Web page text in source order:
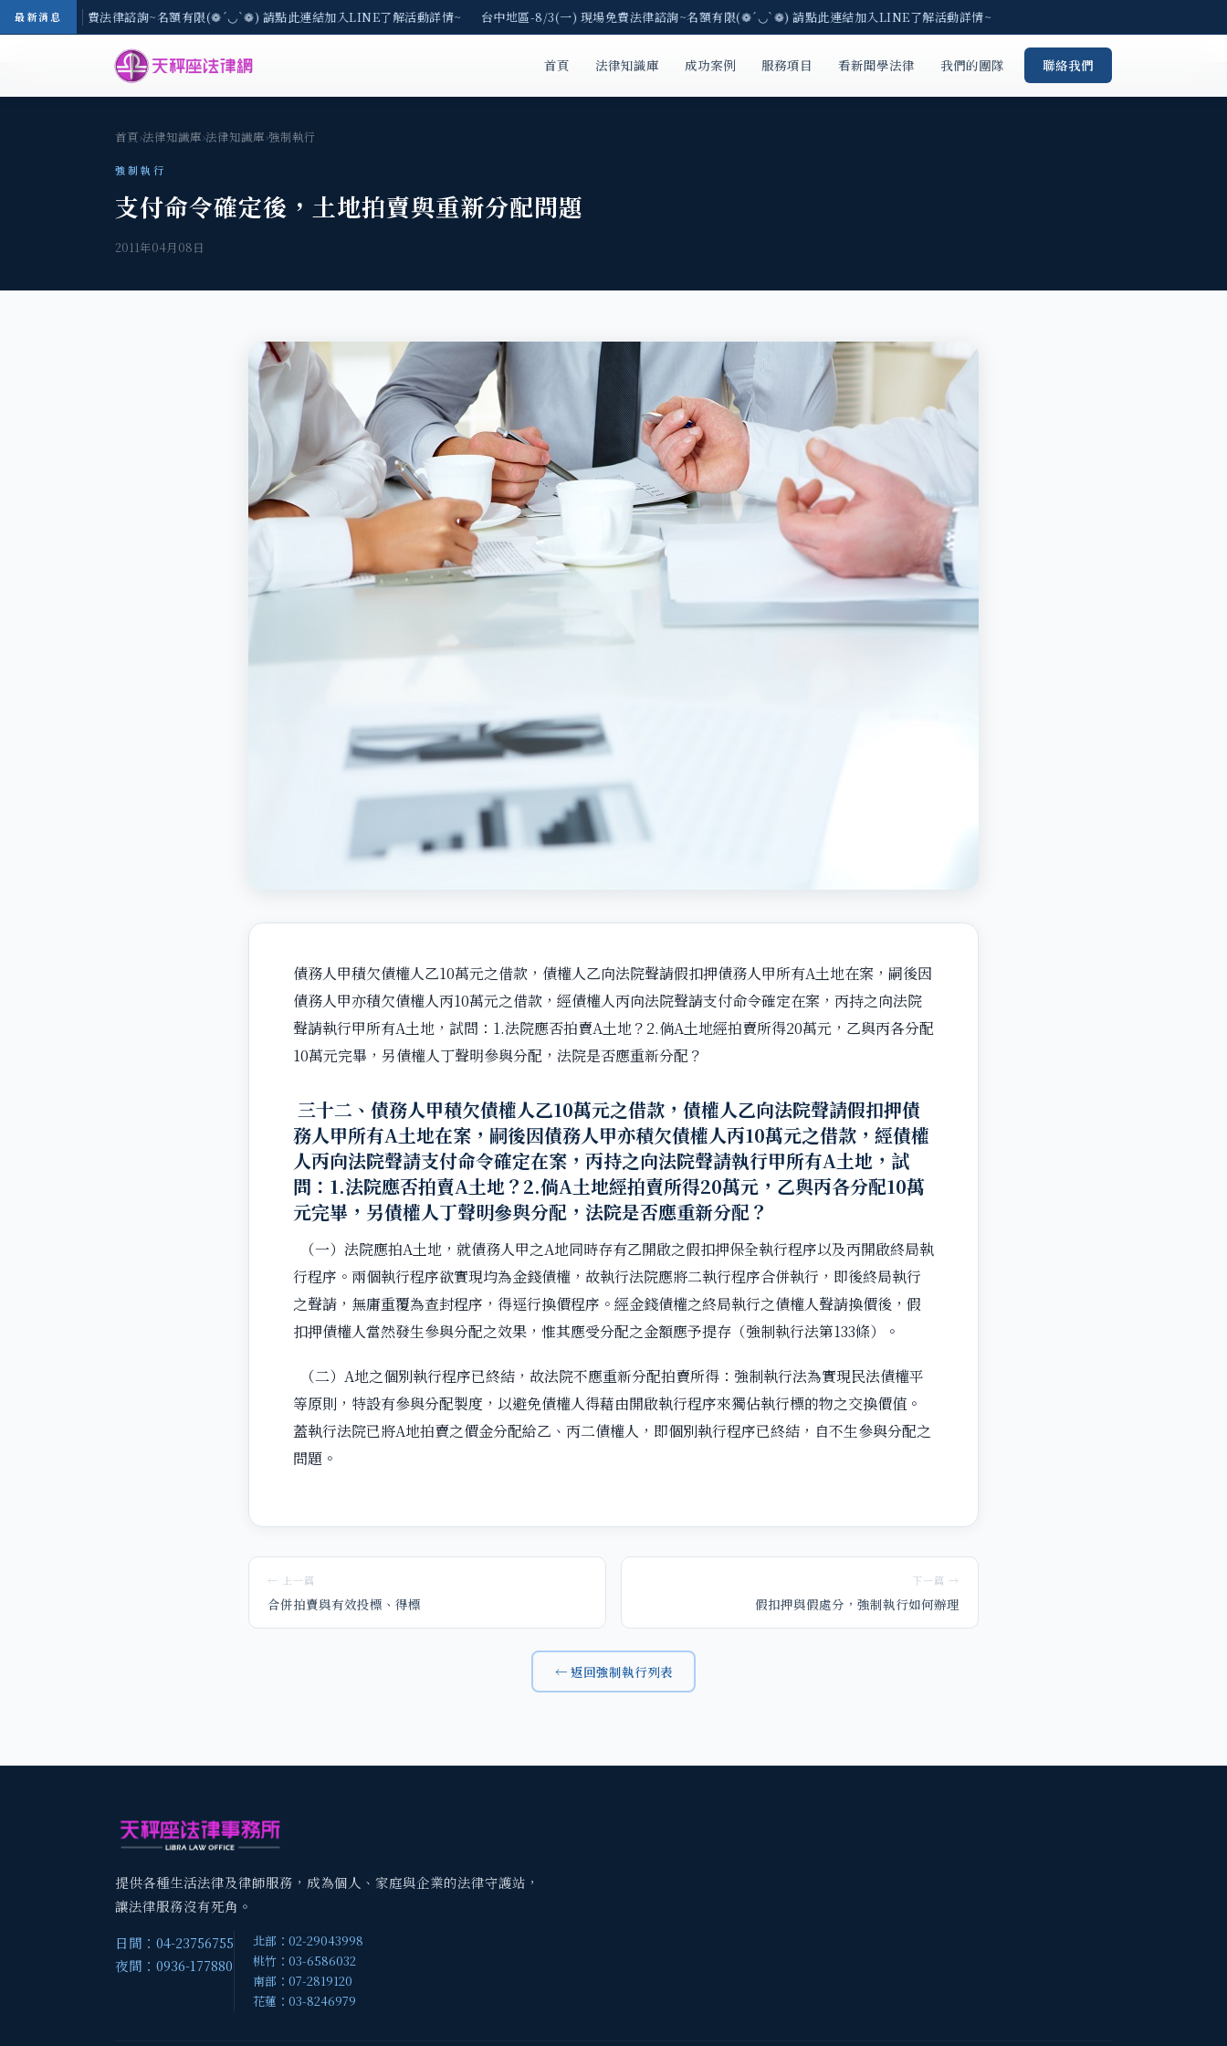
最新消息
3(一) 現場免費法律諮詢~名額有限(❁´◡`❁) 請點此連結加入LINE了解活動詳情~ 台中地區-8/3(一) 現場免費法律諮詢~名額有限(❁´◡`❁) 請點此連結加入LINE了解活動詳情~
首頁 法律知識庫 成功案例 服務項目 看新聞學法律 我們的團隊 聯絡我們
首頁›法律知識庫›法律知識庫›強制執行
強制執行
支付命令確定後，土地拍賣與重新分配問題
2011年04月08日
債務人甲積欠債權人乙10萬元之借款，債權人乙向法院聲請假扣押債務人甲所有A土地在案，嗣後因
債務人甲亦積欠債權人丙10萬元之借款，經債權人丙向法院聲請支付命令確定在案，丙持之向法院
聲請執行甲所有A土地，試問：1.法院應否拍賣A土地？2.倘A土地經拍賣所得20萬元，乙與丙各分配
10萬元完畢，另債權人丁聲明參與分配，法院是否應重新分配？
三十二、債務人甲積欠債權人乙10萬元之借款，債權人乙向法院聲請假扣押債
務人甲所有A土地在案，嗣後因債務人甲亦積欠債權人丙10萬元之借款，經債權
人丙向法院聲請支付命令確定在案，丙持之向法院聲請執行甲所有A土地，試
問：1.法院應否拍賣A土地？2.倘A土地經拍賣所得20萬元，乙與丙各分配10萬
元完畢，另債權人丁聲明參與分配，法院是否應重新分配？
（一）法院應拍A土地，就債務人甲之A地同時存有乙開啟之假扣押保全執行程序以及丙開啟終局執
行程序。兩個執行程序欲實現均為金錢債權，故執行法院應將二執行程序合併執行，即後終局執行
之聲請，無庸重覆為查封程序，得逕行換價程序。經金錢債權之終局執行之債權人聲請換價後，假
扣押債權人當然發生參與分配之效果，惟其應受分配之金額應予提存（強制執行法第133條）。
（二）A地之個別執行程序已終結，故法院不應重新分配拍賣所得：強制執行法為實現民法債權平
等原則，特設有參與分配製度，以避免債權人得藉由開啟執行程序來獨佔執行標的物之交換價值。
蓋執行法院已將A地拍賣之價金分配給乙、丙二債權人，即個別執行程序已終結，自不生參與分配之
問題。
← 上一篇
合併拍賣與有效投標、得標
下一篇 →
假扣押與假處分，強制執行如何辦理
← 返回強制執行列表
提供各種生活法律及律師服務，成為個人、家庭與企業的法律守護站，
讓法律服務沒有死角。
日間：04-23756755
夜間：0936-177880
北部：02-29043998
桃竹：03-6586032
南部：07-2819120
花蓮：03-8246979